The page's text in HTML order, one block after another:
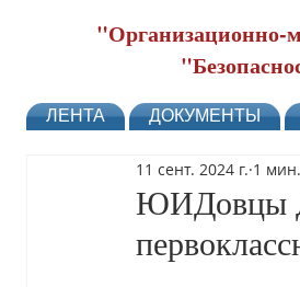
"Организационно-
ЛЕНТА ДОКУМЕНТЫ
ЮИДовцы
11 сент. 2024 г. 1